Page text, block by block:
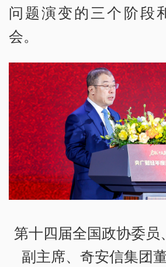
问题演变的三个阶段
会。
第十四届全国政协委员
副主席、奇安信集团